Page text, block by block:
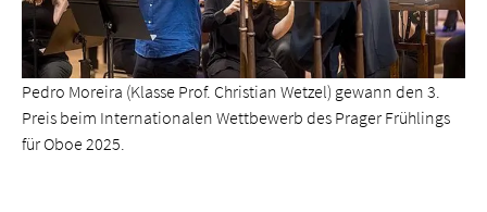
Pedro Moreira (Klasse Prof. Christian Wetzel) gewann den 3.
Preis beim Internationalen Wettbewerb des Prager Frühlings
für Oboe 2025.